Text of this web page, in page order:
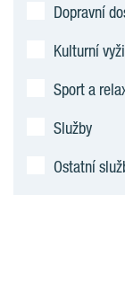
Dopravní
Kulturní
Sport a
Služby
Ostatní